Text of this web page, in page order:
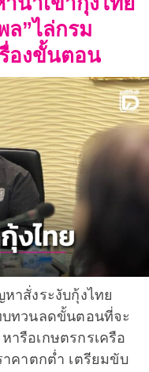
ล”ไล่กรม
องขั้นตอน
าสั่งระงับกุ้งไทย
บทวนลดขั้นตอนที่จะ
ารือเกษตรกรเครือ
คาตกต่ำ เตรียมขับ